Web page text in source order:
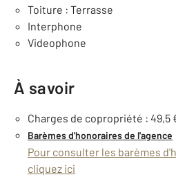
Toiture : Terrasse
Interphone
Videophone
À savoir
Charges de copropriété : 49,5
Barèmes d'honoraires de l'agence
Pour consulter les barèmes
cliquez ici